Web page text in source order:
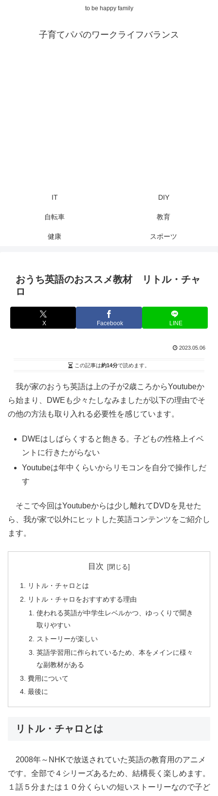
to be happy family
子育てパパのワークライフバランス
IT DIY
自転車 教育
健康 スポーツ
おうち英語のおススメ教材 リトル・チャ
ロ
X Facebook LINE
2023.05.06
この記事は約14分で読めます。
我が家のおうち英語は上の子が2歳ころからYoutubeか
ら始まり、DWEも少々たしなみましたが以下の理由でそ
の他の方法も取り入れる必要性を感じています。
DWEはしばらくすると飽きる。子どもの性格上イベ
ントに行きたがらない
Youtubeは年中くらいからリモコンを自分で操作しだ
す
そこで今回はYoutubeからは少し離れてDVDを見せた
ら、我が家で以外にヒットした英語コンテンツをご紹介し
ます。
目次
リトル・チャロとは
リトル・チャロをおすすめする理由
使われる英語が中学生レベルかつ、ゆっくりで聞き
取りやすい
ストーリーが楽しい
英語学習用に作られているため、本をメインに様々
な副教材がある
費用について
最後に
リトル・チャロとは
2008年～NHKで放送されていた英語の教育用のアニメ
です。全部で４シリーズあるため、結構長く楽しめます。
１話５分または１０分くらいの短いストーリーなので子ど